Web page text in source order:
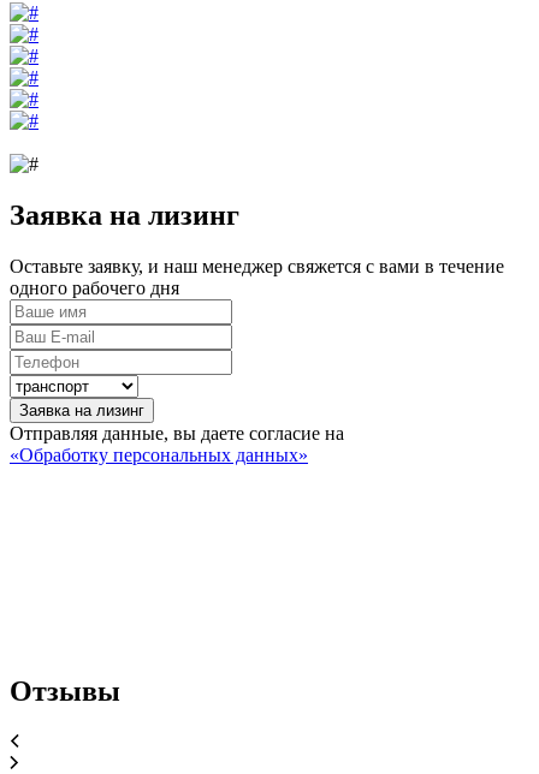
Заявка на лизинг
Оставьте заявку, и наш менеджер свяжется с вами в течение
одного рабочего дня
Заявка на лизинг
Отправляя данные, вы даете согласие на
«Обработку персональных данных»
Отзывы